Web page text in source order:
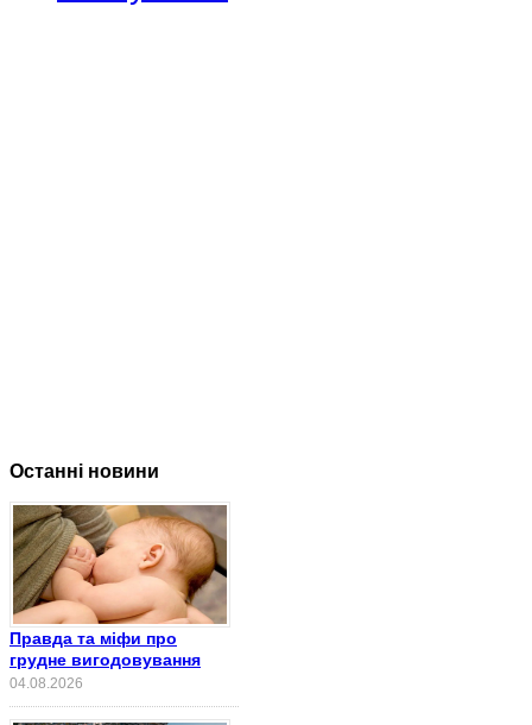
Останні новини
Правда та міфи про
грудне вигодовування
04.08.2026